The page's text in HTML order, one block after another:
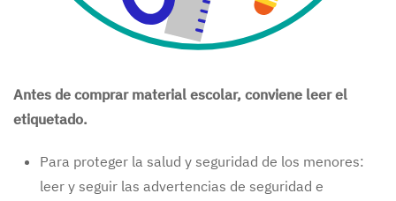
Antes de comprar material escolar, conviene leer el
etiquetado.
Para proteger la salud y seguridad de los menores:
leer y seguir las advertencias de seguridad e